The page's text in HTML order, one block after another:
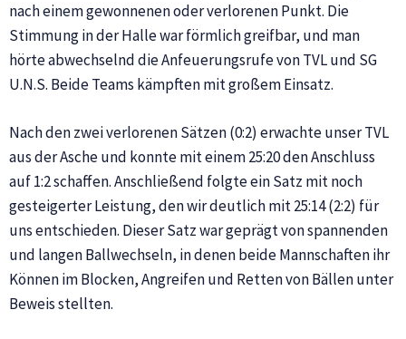
nach einem gewonnenen oder verlorenen Punkt. Die
Stimmung in der Halle war förmlich greifbar, und man
hörte abwechselnd die Anfeuerungsrufe von TVL und SG
U.N.S. Beide Teams kämpften mit großem Einsatz.
Nach den zwei verlorenen Sätzen (0:2) erwachte unser TVL
aus der Asche und konnte mit einem 25:20 den Anschluss
auf 1:2 schaffen. Anschließend folgte ein Satz mit noch
gesteigerter Leistung, den wir deutlich mit 25:14 (2:2) für
uns entschieden. Dieser Satz war geprägt von spannenden
und langen Ballwechseln, in denen beide Mannschaften ihr
Können im Blocken, Angreifen und Retten von Bällen unter
Beweis stellten.